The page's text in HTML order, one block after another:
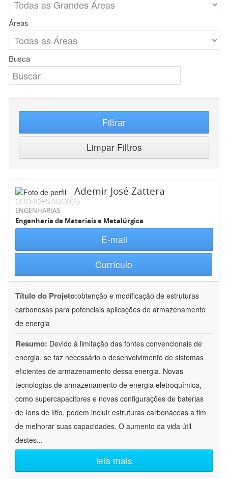
Áreas
Busca
Filtrar
Limpar Filtros
Ademir José Zattera
COORDENADOR(A)
ENGENHARIAS
Engenharia de Materiais e Metalúrgica
E-mail
Currículo
Título do Projeto:obtenção e modificação de estruturas
carbonosas para potenciais aplicações de armazenamento
de energia
Resumo: Devido à limitação das fontes convencionais de
energia, se faz necessário o desenvolvimento de sistemas
eficientes de armazenamento dessa energia. Novas
tecnologias de armazenamento de energia eletroquímica,
como supercapacitores e novas configurações de baterias
de íons de lítio, podem incluir estruturas carbonáceas a fim
de melhorar suas capacidades. O aumento da vida útil
destes...
leia mais